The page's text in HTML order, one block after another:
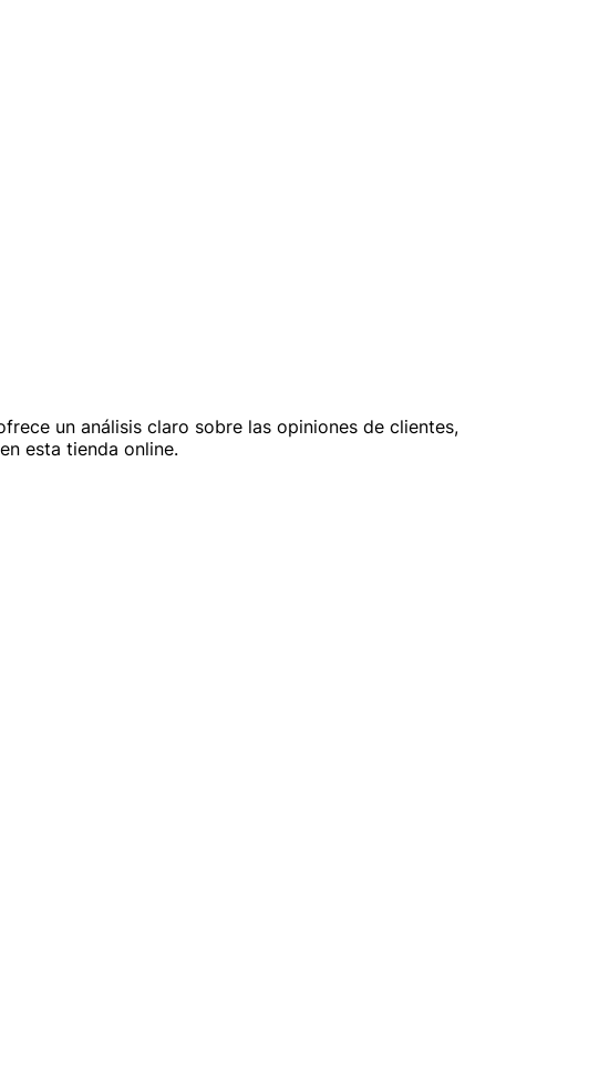
un análisis claro sobre las opiniones de clientes,
esta tienda online.